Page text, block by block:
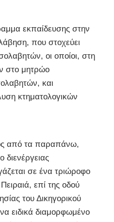
εκπαίδευσης στην
που στοχεύει
οι οποίοι, στη
στο μητρώο
και
κτηματολογικών
από τα παραπάνω,
διενέργειας
σε ένα τριώροφο
επί της οδού
του Δικηγορικού
ειδικά διαμορφωμένο